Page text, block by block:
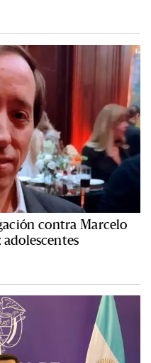
contra Marcelo